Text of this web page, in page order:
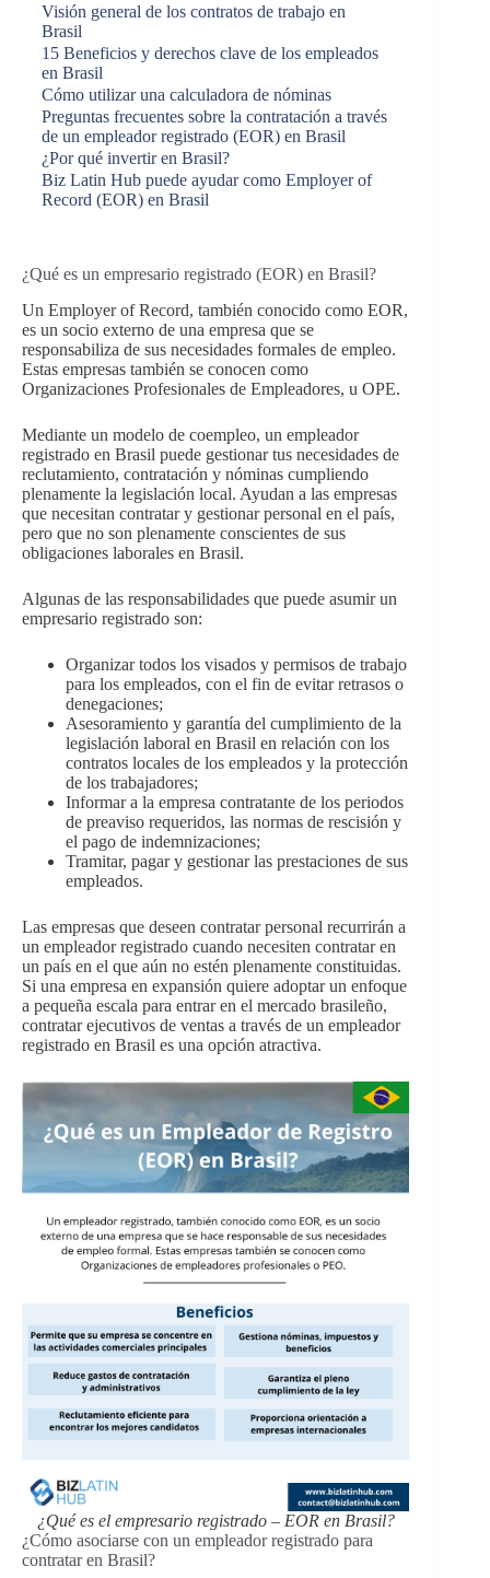
Visión general de los contratos de trabajo en
Brasil
15 Beneficios y derechos clave de los empleados
en Brasil
Cómo utilizar una calculadora de nóminas
Preguntas frecuentes sobre la contratación a través
de un empleador registrado (EOR) en Brasil
¿Por qué invertir en Brasil?
Biz Latin Hub puede ayudar como Employer of
Record (EOR) en Brasil
¿Qué es un empresario registrado (EOR) en Brasil?
Un Employer of Record, también conocido como EOR,
es un socio externo de una empresa que se
responsabiliza de sus necesidades formales de empleo.
Estas empresas también se conocen como
Organizaciones Profesionales de Empleadores, u OPE.
Mediante un modelo de coempleo, un empleador
registrado en Brasil puede gestionar tus necesidades de
reclutamiento, contratación y nóminas cumpliendo
plenamente la legislación local. Ayudan a las empresas
que necesitan contratar y gestionar personal en el país,
pero que no son plenamente conscientes de sus
obligaciones laborales en Brasil.
Algunas de las responsabilidades que puede asumir un
empresario registrado son:
Organizar todos los visados y permisos de trabajo
para los empleados, con el fin de evitar retrasos o
denegaciones;
Asesoramiento y garantía del cumplimiento de la
legislación laboral en Brasil en relación con los
contratos locales de los empleados y la protección
de los trabajadores;
Informar a la empresa contratante de los periodos
de preaviso requeridos, las normas de rescisión y
el pago de indemnizaciones;
Tramitar, pagar y gestionar las prestaciones de sus
empleados.
Las empresas que deseen contratar personal recurrirán a
un empleador registrado cuando necesiten contratar en
un país en el que aún no estén plenamente constituidas.
Si una empresa en expansión quiere adoptar un enfoque
a pequeña escala para entrar en el mercado brasileño,
contratar ejecutivos de ventas a través de un empleador
registrado en Brasil es una opción atractiva.
¿Qué es el empresario registrado – EOR en Brasil?
¿Cómo asociarse con un empleador registrado para
contratar en Brasil?